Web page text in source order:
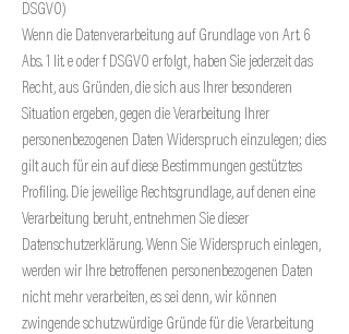
DSGVO)
Wenn die Datenverarbeitung auf Grundlage von Art. 6
Abs. 1 lit. e oder f DSGVO erfolgt, haben Sie jederzeit das
Recht, aus Gründen, die sich aus Ihrer besonderen
Situation ergeben, gegen die Verarbeitung Ihrer
personenbezogenen Daten Widerspruch einzulegen; dies
gilt auch für ein auf diese Bestimmungen gestütztes
Profiling. Die jeweilige Rechtsgrundlage, auf denen eine
Verarbeitung beruht, entnehmen Sie dieser
Datenschutzerklärung. Wenn Sie Widerspruch einlegen,
werden wir Ihre betroffenen personenbezogenen Daten
nicht mehr verarbeiten, es sei denn, wir können
zwingende schutzwürdige Gründe für die Verarbeitung